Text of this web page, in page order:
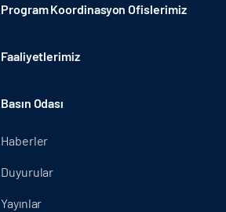
Program Koordinasyon Ofislerimiz
Faaliyetlerimiz
Basın Odası
Haberler
Duyurular
Yayınlar